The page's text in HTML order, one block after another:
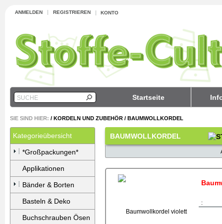
ANMELDEN REGISTRIEREN KONTO
Startseite
SUCHE
SIE SIND HIER: / KORDELN UND ZUBEHÖR / BAUMWOLLKORDEL
Kategorieübersicht
*Großpackungen*
Applikationen
Bänder & Borten
Basteln & Deko
Buchschrauben Ösen
BAUMWOLLKORDEL
: